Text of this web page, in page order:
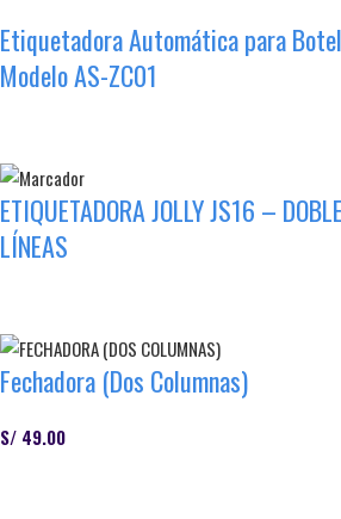
Etiquetadora Automática para
Modelo AS-ZC01
ETIQUETADORA JOLLY JS16 –
LÍNEAS
Fechadora (Dos Columnas)
S/ 49.00